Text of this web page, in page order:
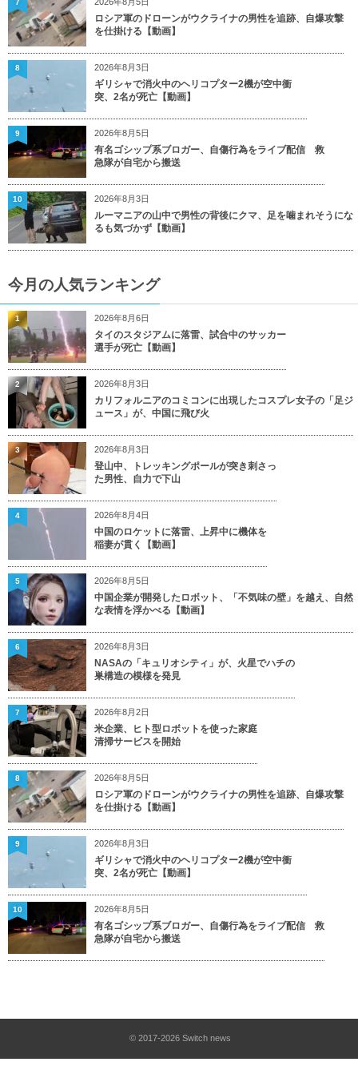
ロシア軍のドローンがウクライナの男性を追跡、自爆攻撃
を仕掛ける【動画】
2026年8月3日
ギリシャで消火中のヘリコプター2機が空中衝
突、2名が死亡【動画】
8
2026年8月5日
有名ゴシップ系ブロガー、自傷行為をライブ配信 救
急隊が自宅から搬送
9
2026年8月3日
ルーマニアの山中で男性の背後にクマ、足を噛まれそうにな
るも気づかず【動画】
10
今月の人気ランキング
2026年8月6日
タイのスタジアムに落雷、試合中のサッカー
選手が死亡【動画】
1
2026年8月3日
カリフォルニアのコミコンに出現したコスプレ女子の「足ジ
ュース」が、中国に飛び火
2
2026年8月3日
登山中、トレッキングポールが突き刺さっ
た男性、自力で下山
3
2026年8月4日
中国のロケットに落雷、上昇中に機体を
稲妻が貫く【動画】
4
2026年8月5日
中国企業が開発したロボット、「不気味の壁」を越え、自然
な表情を浮かべる【動画】
5
2026年8月3日
NASAの「キュリオシティ」が、火星でハチの
巣構造の模様を発見
6
2026年8月2日
米企業、ヒト型ロボットを使った家庭
清掃サービスを開始
7
2026年8月5日
ロシア軍のドローンがウクライナの男性を追跡、自爆攻撃
を仕掛ける【動画】
8
2026年8月3日
ギリシャで消火中のヘリコプター2機が空中衝
突、2名が死亡【動画】
9
2026年8月5日
有名ゴシップ系ブロガー、自傷行為をライブ配信 救
急隊が自宅から搬送
10
© 2017-2026Switch news